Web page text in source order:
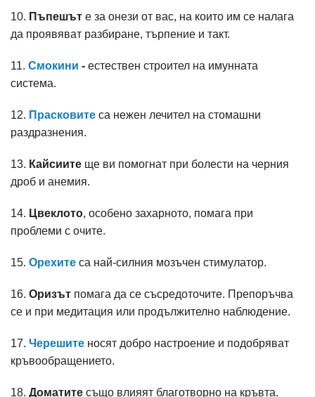
10. Пъпешът е за онези от вас, на които им се налага
да проявяват разбиране, търпение и такт.
11. Смокини - естествен строител на имунната
система.
12. Прасковите са нежен лечител на стомашни
раздразнения.
13. Кайсиите ще ви помогнат при болести на черния
дроб и анемия.
14. Цвеклото, особено захарното, помага при
проблеми с очите.
15. Орехите са най-силния мозъчен стимулатор.
16. Оризът помага да се съсредоточите. Препоръчва
се и при медитация или продължително наблюдение.
17. Черешите носят добро настроение и подобряват
кръвообращението.
18. Доматите също влияят благотворно на кръвта.